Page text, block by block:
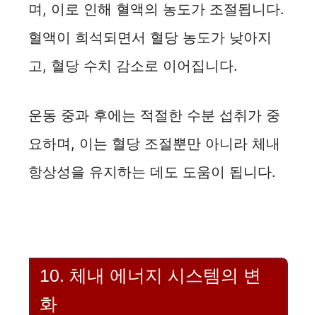
며, 이로 인해 혈액의 농도가 조절됩니다.
혈액이 희석되면서 혈당 농도가 낮아지
고, 혈당 수치 감소로 이어집니다.
운동 중과 후에는 적절한 수분 섭취가 중
요하며, 이는 혈당 조절뿐만 아니라 체내
항상성을 유지하는 데도 도움이 됩니다.
10. 체내 에너지 시스템의 변
화